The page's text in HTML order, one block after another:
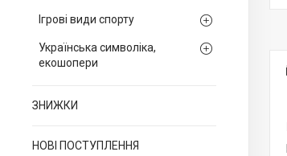
Ігрові види спорту
Українська символіка,
екошопери
ЗНИЖКИ
НОВІ ПОСТУПЛЕННЯ